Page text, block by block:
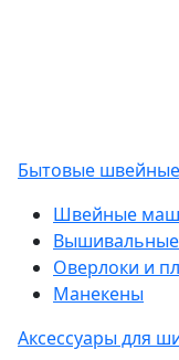
Бытовые
Швейные
Оверлоки и
Манекены
Аксессуары для